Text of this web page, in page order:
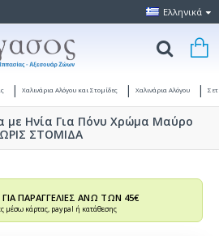
Ελληνικά
Χαλινάρια Αλόγου και Στομίδες Χαλινάρια Αλόγου
με Ηνία Για Πόνυ Χρώμα Μαύρο
ΣΤΟΜΙΔΑ
ΠΑΡΑΓΓΕΛΙΕΣ ΑΝΩ ΤΩΝ 45€
μέσω κάρτας, paypal ή κατάθεσης